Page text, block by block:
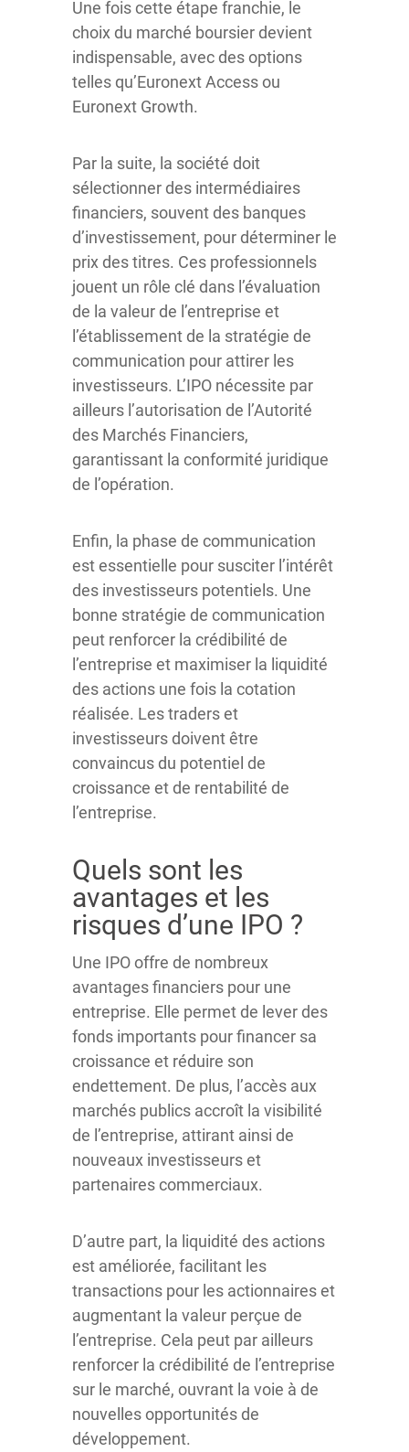
Une fois cette étape franchie, le
choix du marché boursier devient
indispensable, avec des options
telles qu’Euronext Access ou
Euronext Growth.
Par la suite, la société doit
sélectionner des intermédiaires
financiers, souvent des banques
d’investissement, pour déterminer le
prix des titres. Ces professionnels
jouent un rôle clé dans l’évaluation
de la valeur de l’entreprise et
l’établissement de la stratégie de
communication pour attirer les
investisseurs. L’IPO nécessite par
ailleurs l’autorisation de l’Autorité
des Marchés Financiers,
garantissant la conformité juridique
de l’opération.
Enfin, la phase de communication
est essentielle pour susciter l’intérêt
des investisseurs potentiels. Une
bonne stratégie de communication
peut renforcer la crédibilité de
l’entreprise et maximiser la liquidité
des actions une fois la cotation
réalisée. Les traders et
investisseurs doivent être
convaincus du potentiel de
croissance et de rentabilité de
l’entreprise.
Quels sont les
avantages et les
risques d’une IPO ?
Une IPO offre de nombreux
avantages financiers pour une
entreprise. Elle permet de lever des
fonds importants pour financer sa
croissance et réduire son
endettement. De plus, l’accès aux
marchés publics accroît la visibilité
de l’entreprise, attirant ainsi de
nouveaux investisseurs et
partenaires commerciaux.
D’autre part, la liquidité des actions
est améliorée, facilitant les
transactions pour les actionnaires et
augmentant la valeur perçue de
l’entreprise. Cela peut par ailleurs
renforcer la crédibilité de l’entreprise
sur le marché, ouvrant la voie à de
nouvelles opportunités de
développement.